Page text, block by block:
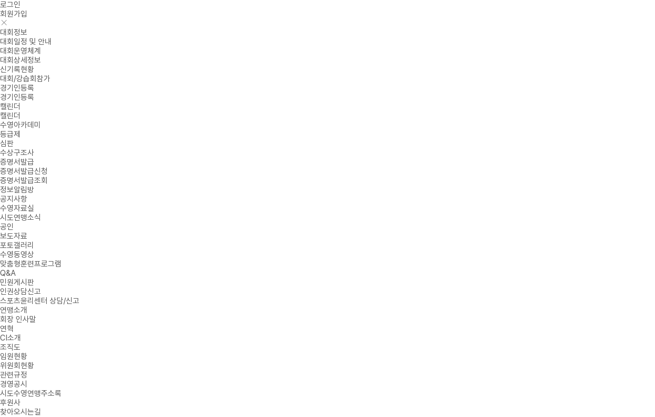
로그인
회원가입
대회정보
대회일정 및 안내
대회운영체계
대회상세정보
신기록현황
대회/강습회참가
경기인등록
경기인등록
캘린더
캘린더
수영아카데미
등급제
심판
수상구조사
증명서발급
증명서발급신청
증명서발급조회
정보알림방
공지사항
수영자료실
시도연맹소식
공인
보도자료
포토갤러리
수영동영상
맞춤형훈련프로그램
Q&A
민원게시판
인권상담신고
스포츠윤리센터 상담/신고
연맹소개
회장 인사말
연혁
CI소개
조직도
임원현황
위원회현황
관련규정
경영공시
시도수영연맹주소록
후원사
찾아오시는길